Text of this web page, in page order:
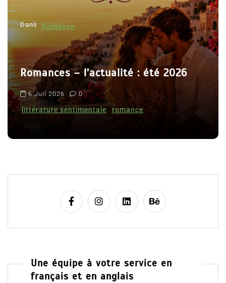
l
’
a
r
t
i
c
e
Dans Romance
Romances – l’actualité : été 2026
6 Juil 2026 0
littérature sentimentale romance
Une équipe à votre service en
français et en anglais